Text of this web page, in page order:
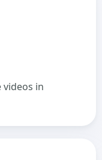
in